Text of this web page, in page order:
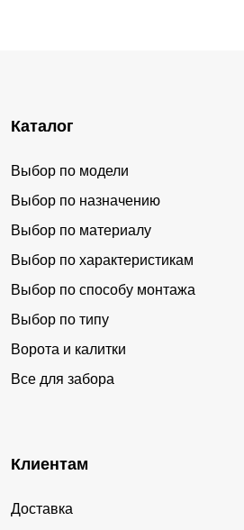
Каталог
Выбор по модели
Выбор по назначению
Выбор по материалу
Выбор по характеристикам
Выбор по способу монтажа
Выбор по типу
Ворота и калитки
Все для забора
Клиентам
Доставка